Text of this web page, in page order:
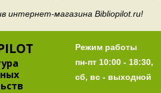
интернет-магазина Bibliopilot.ru!
Режим работы
пн-пт 10:00 - 18:30,
сб, вс - выходной